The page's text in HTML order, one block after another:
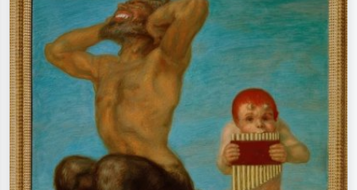
斎の波、ヌード。
油絵、木のそばの立ち姿のヌー
ド。